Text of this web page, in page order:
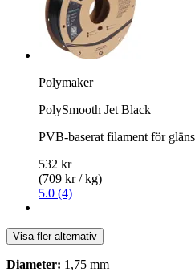
Polymaker
PolySmooth Jet Black
PVB-baserat filament för
532 kr
(709 kr / kg)
5.0 (4)
Visa fler alternativ
Diameter: 1,75 mm